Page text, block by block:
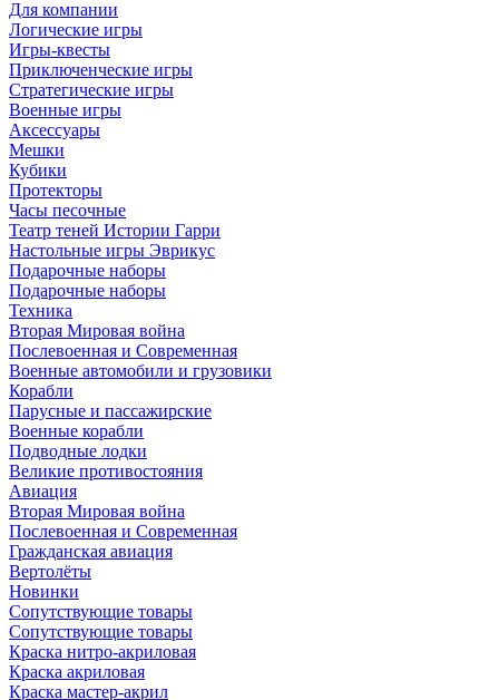
Для компании
Логические игры
Игры-квесты
Приключенческие игры
Стратегические игры
Военные игры
Аксессуары
Мешки
Кубики
Протекторы
Часы песочные
Театр теней Истории Гарри
Настольные игры Эврикус
Подарочные наборы
Подарочные наборы
Техника
Вторая Мировая война
Послевоенная и Современная
Военные автомобили и грузовики
Корабли
Парусные и пассажирские
Военные корабли
Подводные лодки
Великие противостояния
Авиация
Вторая Мировая война
Послевоенная и Современная
Гражданская авиация
Вертолёты
Новинки
Сопутствующие товары
Сопутствующие товары
Краска нитро-акриловая
Краска акриловая
Краска мастер-акрил